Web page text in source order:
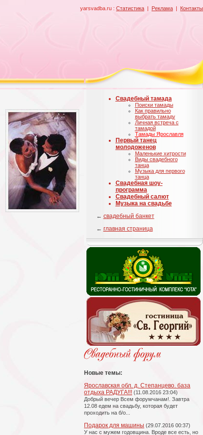
yarsvadba.ru : Статистика | Реклама | Контакты
Свадебный тамада
Поиски тамады
Как правильно
выбрать тамаду
Личная встреча с
тамадой
Тамады Ярославля
Первый танец
молодоженов
Маленькие хитрости
Виды свадебного
танца
Музыка для первого
танца
Свадебная шоу-
программа
Свадебный салют
Музыка на свадьбе
← свадебный банкет
← главная страница
Новые темы:
Ярославская обл. д. Степанцево. база
отдыха РАДУГА!!! (11.08.2016 23:04)
Добрый вечер Всем форумчанам!. Завтра
12.08 едем на свадьбу, которая будет
проходить на б/о...
Подарок для машины (29.07.2016 00:37)
У нас с мужем годовщина. Вроде все есть, но